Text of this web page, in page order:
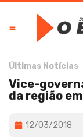
Últimas Notícias
Vice-
da região
12/03/2018